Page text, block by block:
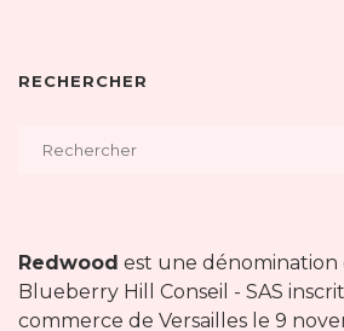
RECHERCHER
Redwood est une dénomination
Blueberry Hill Conseil - SAS
commerce de Versailles le 9